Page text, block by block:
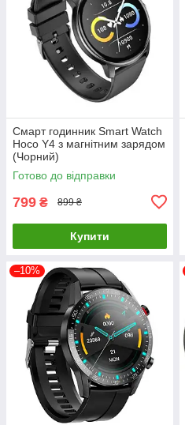
Смарт годинник Smart Watch
Hoco Y4 з магнітним зарядом
(Чорний)
Готово до відправки
799 ₴ 899 ₴
Купити
–10%